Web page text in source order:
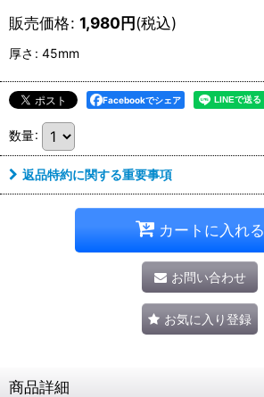
販売価格: 1,980円(税込)
厚さ : 45mm
Facebookでシェア
数量:
返品特約に関する重要事項
カートに入れる
お問い合わせ
お気に入り登録
商品詳細